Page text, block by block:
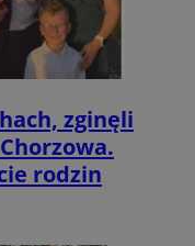
zginęli
rodzin